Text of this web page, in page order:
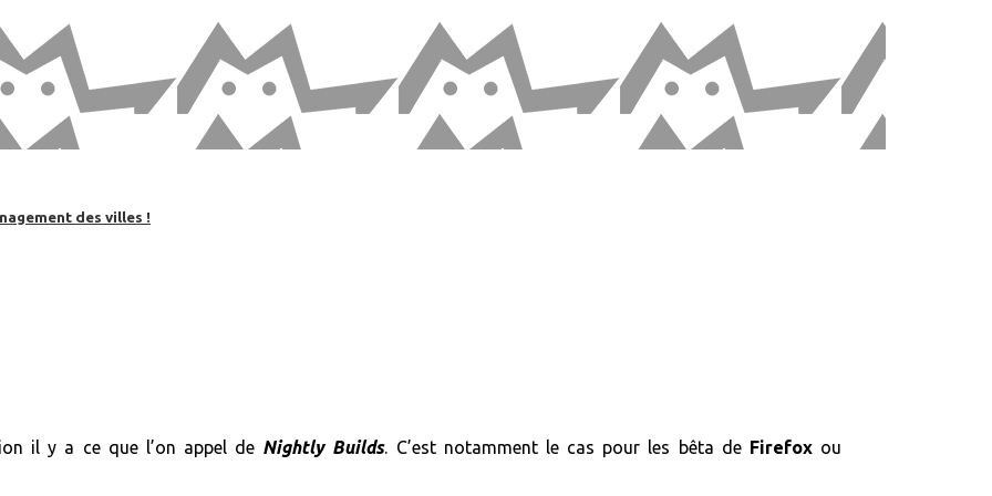
des villes !
il y a ce que l’on appel de NightlyBuilds. C’est notamment le cas pour les bêta de Firefoxou